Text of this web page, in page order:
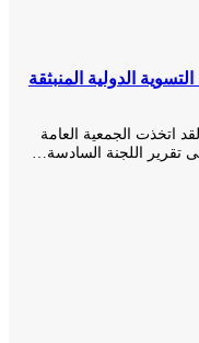
الدولية المنبثقة
الجمعية العامة